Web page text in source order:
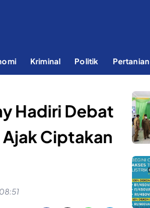
Kriminal Politik Pertanian
Hadiri Debat
Ajak Ciptakan